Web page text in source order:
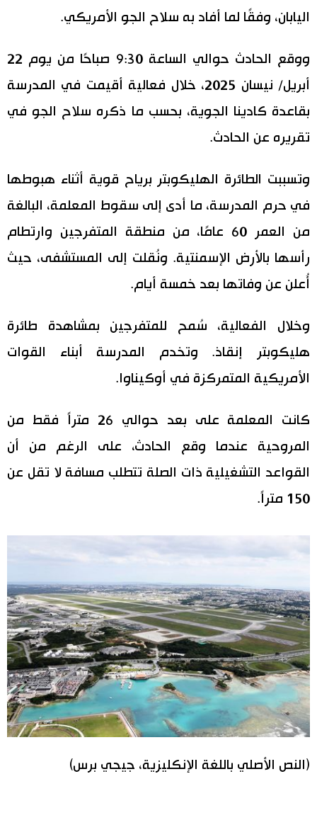
صور
أشخاص
سياسة
اقتصاد
لايف ستايل
الأكثر تفاعلا
اللغة اليابانية
المطبخ الياباني
تواصل معنا
اليابان، وفقًا لما أفاد به سلاح الجو الأمريكي.
ووقع الحادث حوالي الساعة 9:30 صباحًا من يوم 22
أبريل/ نيسان 2025، خلال فعالية أقيمت في المدرسة
بقاعدة كادينا الجوية، بحسب ما ذكره سلاح الجو في
تقريره عن الحادث.
وتسببت الطائرة الهليكوبتر برياح قوية أثناء هبوطها
في حرم المدرسة، ما أدى إلى سقوط المعلمة، البالغة
من العمر 60 عامًا، من منطقة المتفرجين وارتطام
رأسها بالأرض الإسمنتية. ونُقلت إلى المستشفى، حيث
أُعلن عن وفاتها بعد خمسة أيام.
وخلال الفعالية، سُمح للمتفرجين بمشاهدة طائرة
هليكوبتر إنقاذ. وتخدم المدرسة أبناء القوات
الأمريكية المتمركزة في أوكيناوا.
كانت المعلمة على بعد حوالي 26 متراً فقط من
المروحية عندما وقع الحادث، على الرغم من أن
القواعد التشغيلية ذات الصلة تتطلب مسافة لا تقل عن
150 متراً.
(النص الأصلي باللغة الإنكليزية، جيجي برس)